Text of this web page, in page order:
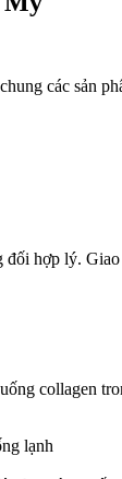
các sản
hợp lý.
collagen
lạnh